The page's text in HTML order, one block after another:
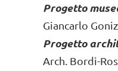
Progetto
Giancarlo
Progetto
Arch. Bordi-